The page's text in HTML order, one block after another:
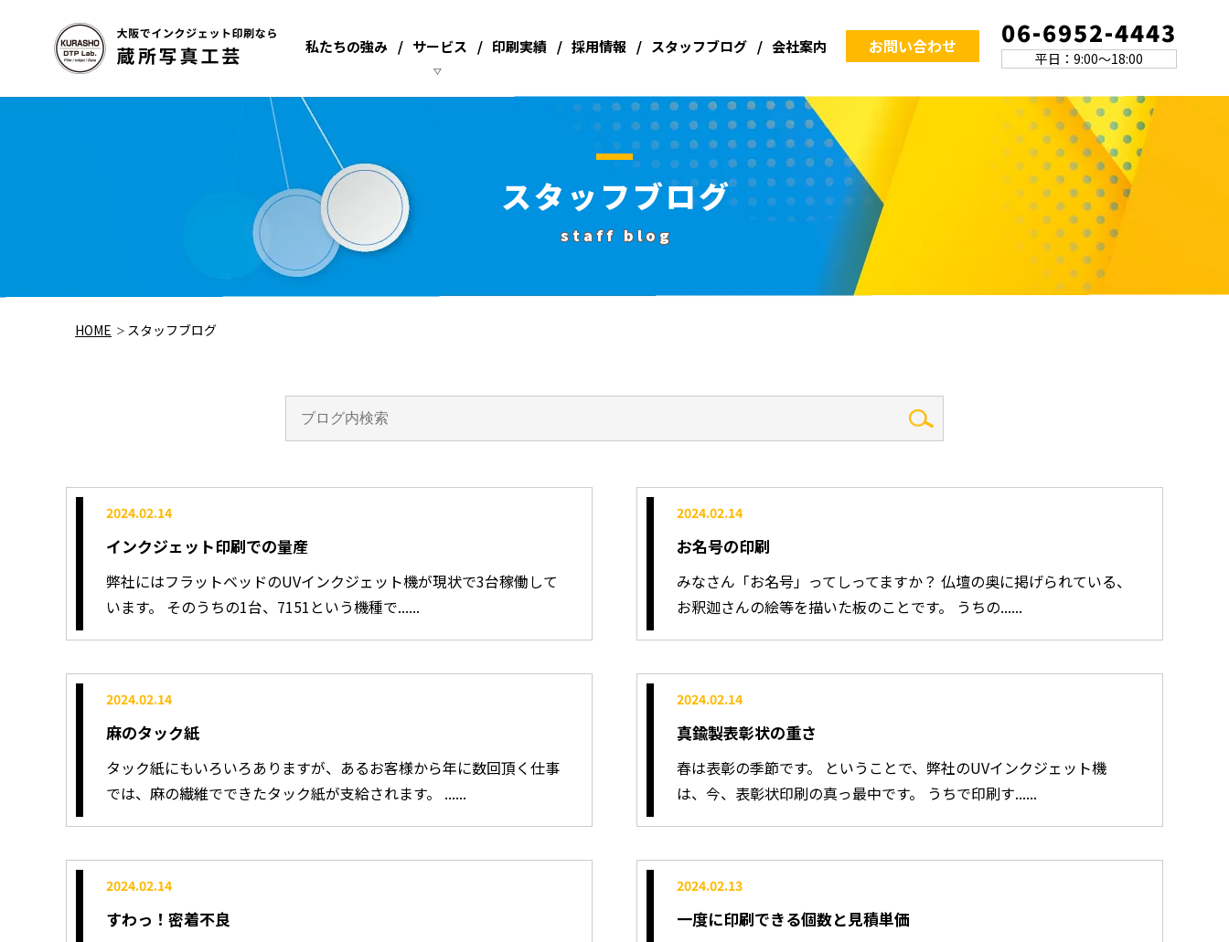
私たちの強み サービス 印刷実績 採用情報 スタッフブログ 会社案内 お問い合わせ 06-6952-4443
平日：9:00～18:00
スタッフブログ
staff blog
HOME スタッフブログ
2024.02.14
インクジェット印刷での量産
弊社にはフラットベッドのUVインクジェット機が現状で3台稼働して
います。 そのうちの1台、7151という機種で......
2024.02.14
お名号の印刷
みなさん「お名号」ってしってますか？ 仏壇の奥に掲げられている、
お釈迦さんの絵等を描いた板のことです。 うちの......
2024.02.14
麻のタック紙
タック紙にもいろいろありますが、あるお客様から年に数回頂く仕事
では、麻の繊維でできたタック紙が支給されます。 ......
2024.02.14
真鍮製表彰状の重さ
春は表彰の季節です。 ということで、弊社のUVインクジェット機
は、今、表彰状印刷の真っ最中です。 うちで印刷す......
2024.02.14
すわっ！密着不良
2024.02.13
一度に印刷できる個数と見積単価